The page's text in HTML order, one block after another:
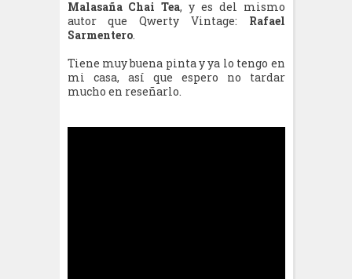
Malasaña Chai Tea, y es del mismo
autor que Qwerty Vintage: Rafael
Sarmentero.
Tiene muy buena pinta y ya lo tengo en
mi casa, así que espero no tardar
mucho en reseñarlo.